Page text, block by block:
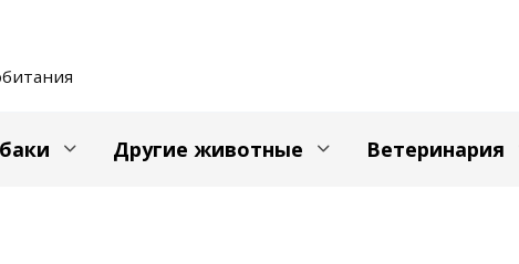
Другие животные Ветеринария